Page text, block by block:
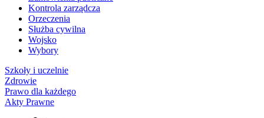
Kontrola zarządcza
Orzeczenia
Służba cywilna
Wojsko
Wybory
Szkoły i uczelnie
Zdrowie
Prawo dla każdego
Akty Prawne